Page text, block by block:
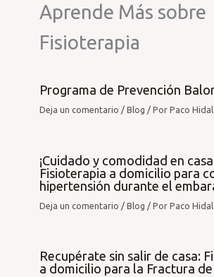
Aprende Más sobre
Fisioterapia
Programa de Prevención
Deja un comentario /Blog / PorPaco
¡Cuidado y comodidad en
Fisioterapia a domicilio para
hipertensión durante el
Deja un comentario /Blog / PorPaco
Recupérate sin salir de casa:
a domicilio para la Fractura